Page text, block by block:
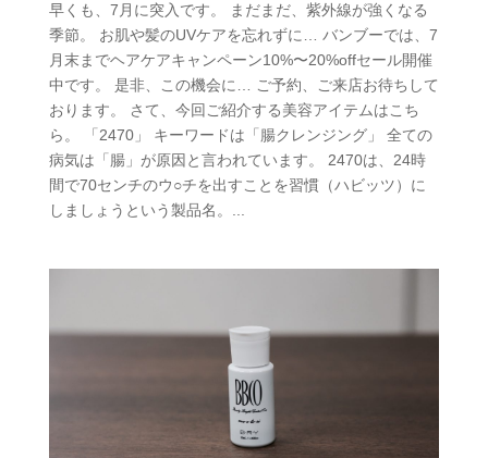
早くも、7月に突入です。 まだまだ、紫外線が強くなる
季節。 お肌や髪のUVケアを忘れずに… バンブーでは、7
月末までヘアケアキャンペーン10%〜20%offセール開催
中です。 是非、この機会に… ご予約、ご来店お待ちして
おります。 さて、今回ご紹介する美容アイテムはこち
ら。 「2470」 キーワードは「腸クレンジング」 全ての
病気は「腸」が原因と言われています。 2470は、24時
間で70センチのウ○チを出すことを習慣（ハビッツ）に
しましょうという製品名。...